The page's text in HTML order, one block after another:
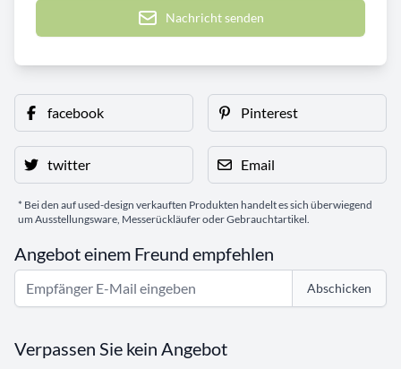
Nachricht senden
facebook Pinterest
twitter Email
* Bei den auf used-design verkauften Produkten handelt es sich überwiegend
um Ausstellungsware, Messerückläufer oder Gebrauchtartikel.
Angebot einem Freund empfehlen
Abschicken
Verpassen Sie kein Angebot